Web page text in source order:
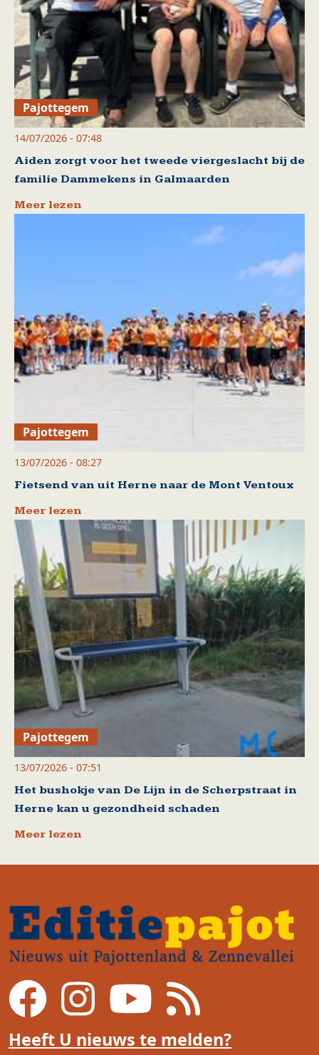
Pajottegem
14/07/2026 - 07:48
Aiden zorgt voor het tweede viergeslacht bij de
familie Dammekens in Galmaarden
Meer lezen
Pajottegem
13/07/2026 - 08:27
Fietsend van uit Herne naar de Mont Ventoux
Meer lezen
Pajottegem
13/07/2026 - 07:51
Het bushokje van De Lijn in de Scherpstraat in
Herne kan u gezondheid schaden
Meer lezen
Heeft U nieuws te melden?